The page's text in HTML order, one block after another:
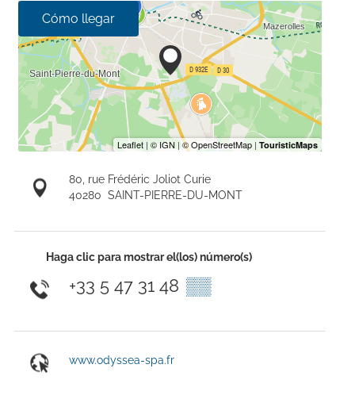
Cómo llegar
80, rue Frédéric Joliot Curie
40280 SAINT-PIERRE-DU-MONT
Haga clic para mostrar el(los) número(s)
+33 5 47 31 48 ▒▒
www.odyssea-spa.fr